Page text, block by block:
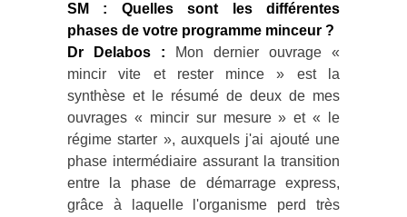
SM : Quelles sont les différentes
phases de votre programme minceur ?
Dr Delabos :
Mon dernier ouvrage «
mincir vite et rester mince » est la
synthèse et le résumé de deux de mes
ouvrages « mincir sur mesure » et « le
régime starter », auxquels j'ai ajouté une
phase intermédiaire assurant la transition
entre la phase de démarrage express,
grâce à laquelle l'organisme perd très